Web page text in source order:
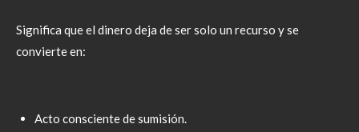
Significa que el dinero deja de ser solo un recurso y se
convierte en:
Acto consciente de sumisión.